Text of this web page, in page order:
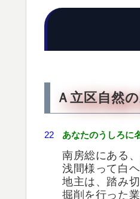
Ａ立区自然
22 あなたのうしろに
南房総にある
浅間様って白
地主は、踏み
掘削を行った